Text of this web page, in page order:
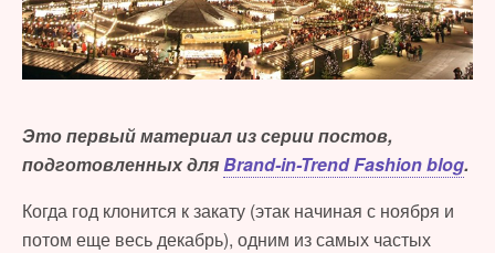
Это первый материал из серии постов,
подготовленных дляBrand-in-Trend Fashion blog.
Когда год клонится к закату (этак начиная с ноября и
потом еще весь декабрь), одним из самых частых